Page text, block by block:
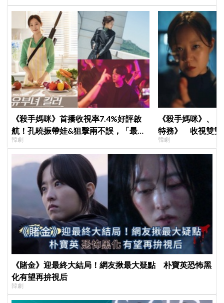
《殺手媽咪》首播收視率7.4%好評啟
航！孔曉振帶娃&狙擊兩不誤，「最狂
雙重生活」與老公明追暗躲
韓劇
《殺手媽咪》、
特務》 收視雙雙
高！
韓劇
《賭金》迎最終大結局！網友揪最大疑點 朴寶英恐怖黑
化有望再拚視后
韓劇